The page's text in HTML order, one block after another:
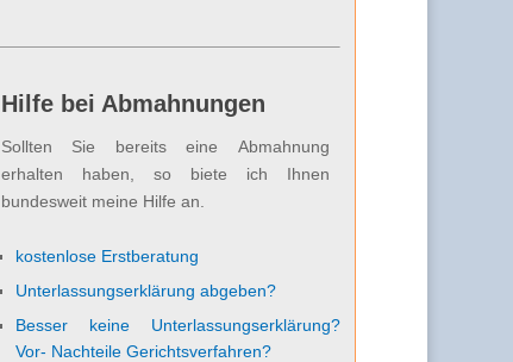
Hilfe bei Abmahnungen
Sollten Sie bereits eine Abmahnung
erhalten haben, so biete ich Ihnen
bundesweit meine Hilfe an.
kostenlose Erstberatung
Unterlassungserklärung abgeben?
Besser keine Unterlassungserklärung?
Vor- Nachteile Gerichtsverfahren?